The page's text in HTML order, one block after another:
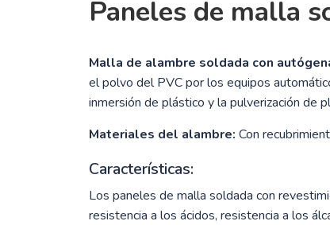
Paneles de malla
Malla de alambre soldada con
el polvo del PVC por los equipos
inmersión de plástico y la pulverización de
Materiales del alambre: Con
Características:
Los paneles de malla soldada con
resistencia a los ácidos, resistencia a los